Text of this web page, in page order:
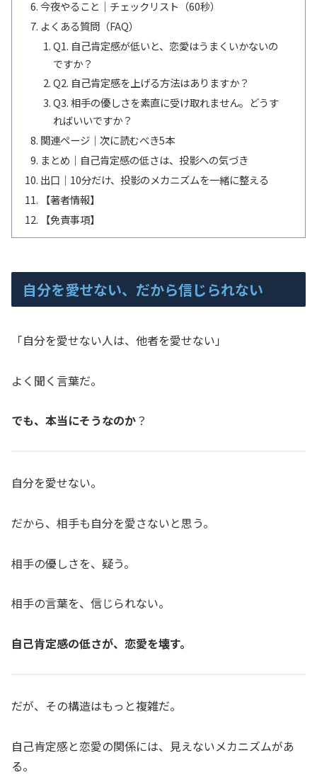
今夜やること｜チェックリスト（60秒）
よくある質問（FAQ）
Q1. 自己肯定感が低いと、恋愛はうまくいかないの
ですか？
Q2. 自己肯定感を上げる方法はありますか？
Q3. 相手の優しさを素直に受け取れません。どうす
ればいいですか？
関連ページ｜次に読むべき5本
まとめ｜自己肯定感の低さは、投影への気づき
出口｜10分だけ、投影のメカニズムを一緒に整える
【著者情報】
【免責事項】
自分を愛せない、だから信じられない
「自分を愛せない人は、他者を愛せない」
よく聞く言葉だ。
でも、本当にそうなのか？
自分を愛せない。
だから、相手も自分を愛さないと思う。
相手の優しさを、疑う。
相手の言葉を、信じられない。
自己肯定感の低さが、恋愛を壊す。
だが、その構造はもっと複雑だ。
自己肯定感と恋愛の関係には、見えないメカニズムがあ
る。